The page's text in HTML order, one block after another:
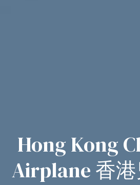
Hong Kong
Airplane 香